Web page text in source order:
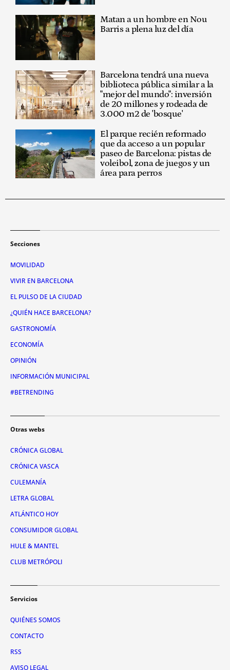
Matan a un hombre en Nou
Barris a plena luz del día
Barcelona tendrá una nueva
biblioteca pública similar a la
"mejor del mundo": inversión
de 20 millones y rodeada de
3.000 m2 de 'bosque'
El parque recién reformado
que da acceso a un popular
paseo de Barcelona: pistas de
voleibol, zona de juegos y un
área para perros
Secciones
MOVILIDAD
VIVIR EN BARCELONA
EL PULSO DE LA CIUDAD
¿QUIÉN HACE BARCELONA?
GASTRONOMÍA
ECONOMÍA
OPINIÓN
INFORMACIÓN MUNICIPAL
#BETRENDING
Otras webs
CRÓNICA GLOBAL
CRÓNICA VASCA
CULEMANÍA
LETRA GLOBAL
ATLÁNTICO HOY
CONSUMIDOR GLOBAL
HULE & MANTEL
CLUB METRÓPOLI
Servicios
QUIÉNES SOMOS
CONTACTO
RSS
AVISO LEGAL